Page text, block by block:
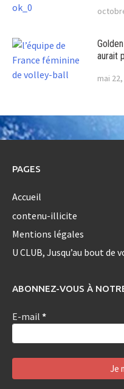
aurait
mai
PAGES
Accueil
contenu-illicite
Mentions légales
U CLUB, Jusqu’au bout de
ABONNEZ-VOUS À
E-mail *